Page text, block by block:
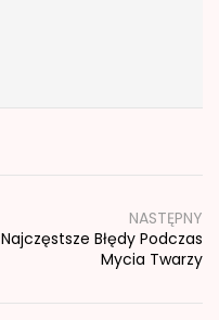
NASTĘPNY
Najczęstsze Błędy Podczas
Mycia Twarzy